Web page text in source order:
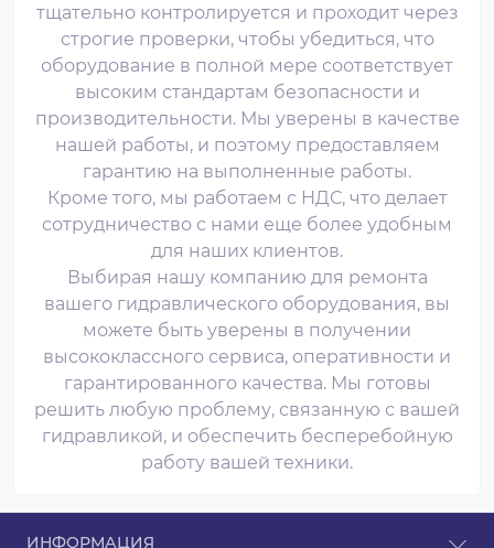
тщательно контролируется и проходит через
строгие проверки, чтобы убедиться, что
оборудование в полной мере соответствует
высоким стандартам безопасности и
производительности. Мы уверены в качестве
нашей работы, и поэтому предоставляем
гарантию на выполненные работы.
Кроме того, мы работаем с НДС, что делает
сотрудничество с нами еще более удобным
для наших клиентов.
Выбирая нашу компанию для ремонта
вашего гидравлического оборудования, вы
можете быть уверены в получении
высококлассного сервиса, оперативности и
гарантированного качества. Мы готовы
решить любую проблему, связанную с вашей
гидравликой, и обеспечить бесперебойную
работу вашей техники.
ИНФОРМАЦИЯ